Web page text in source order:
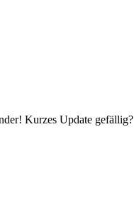
Kurzes Update gefällig?